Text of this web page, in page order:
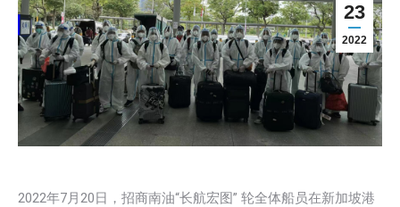
23
2022
2022年7月20日，招商南油“长航宏图” 轮全体船员在新加坡港